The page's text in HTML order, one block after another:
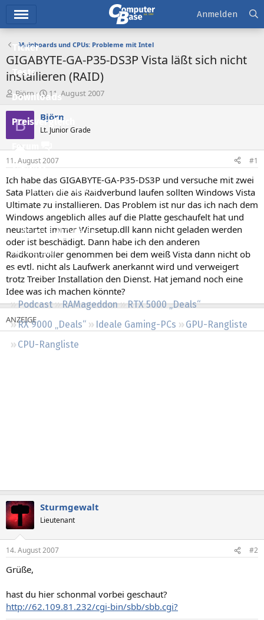
Ticker
Tests
Downloads
Preisvergleich
Forum
Aktuelles
Empfohlene Inhalte
Neue Beiträge
Neueste Aktivitäten
Leserartikel
Regeln
Podcast RAMageddon
RTX 5000 „Deals“
RX 9000 „Deals“
Ideale Gaming-PCs
GPU-Rangliste
CPU-Rangliste
Anmelden
Mainboards und CPUs: Probleme mit Intel
GIGABYTE-GA-P35-DS3P Vista läßt sich nicht
installieren (RAID)
E
r
s
t
e
r
Björn
E
r
s
e
l
t
a
11. August 2007
B Björn
Lt. Junior Grade
11. August 2007 #1
Ich habe das GIGABYTE-GA-P35-DS3P und versuche mit zwei
Sata Platten die als Raidverbund laufen sollten Windows Vista
Ultimate zu installieren. Das Problem ist nur das ich nach dem
Windows angeblich alles auf die Platte geschaufelt hat und
neustartet immer Winsetup.dll kann nicht geladen werden
oder ist beschädigt. Dann habe ich den anderen
Raidkontroller genommen bei dem weiß Vista dann nicht ob
es evtl. nicht als Laufwerk anerkannt wird und verweigert
trotz Treiber Installation den Dienst. Hat jemand noch eine
Idee was ich machen könnte?
Sturmgewalt
Lieutenant
14. August 2007 #2
Grüße,
hast du hier schonmal vorbei geschaut?
http://62.109.81.232/cgi-bin/sbb/sbb.cgi?